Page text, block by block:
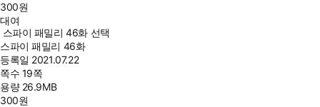
300원
대여
스파이 패밀리 46화 선택
스파이 패밀리 46화
등록일 2021.07.22
쪽수 19쪽
용량 26.9MB
300원